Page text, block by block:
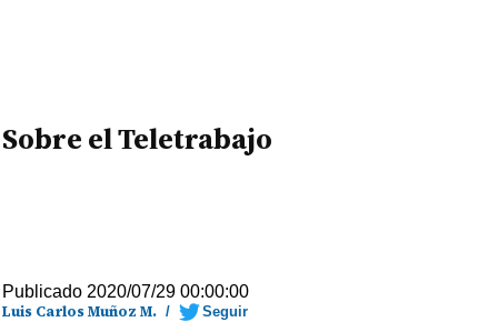
Sobre el Teletrabajo
Publicado 2020/07/29 00:00:00
Luis Carlos Muñoz M. / Seguir